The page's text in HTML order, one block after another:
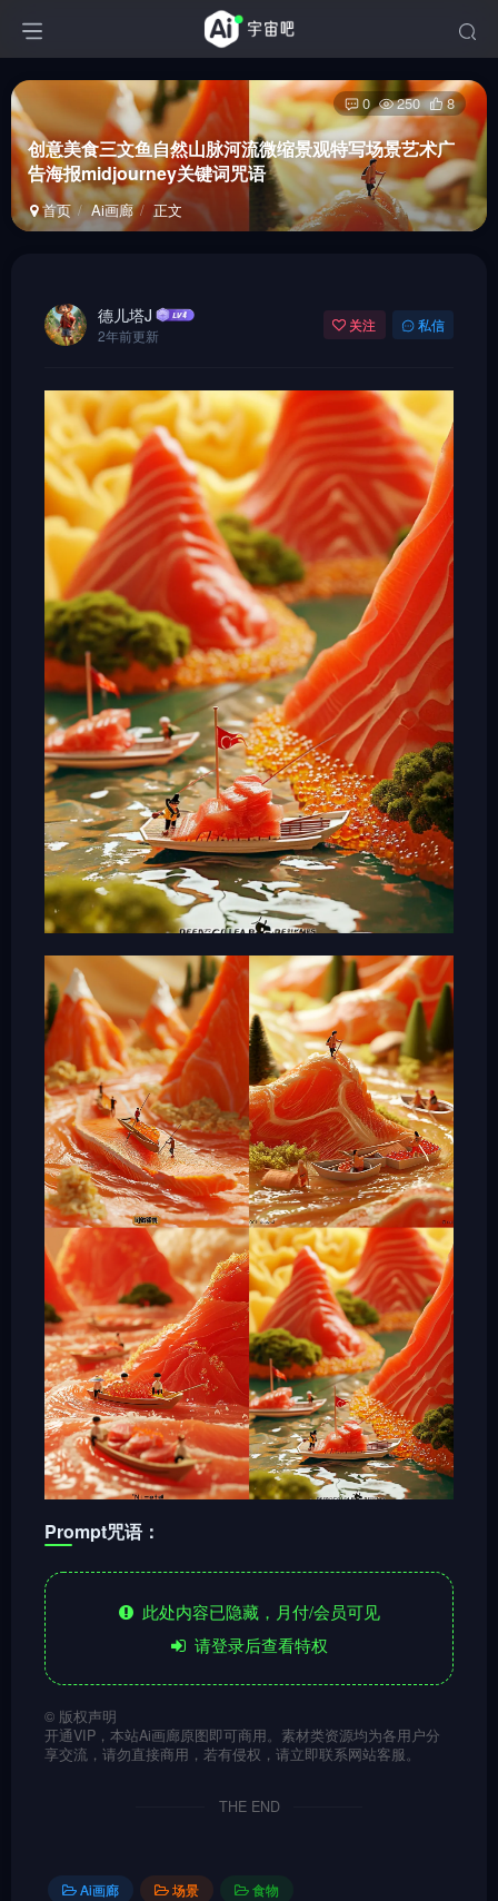
创意美食三文鱼自然山脉河流微缩景观特写场景艺术广
告海报midjourney关键词咒语
首页 Ai画廊 正文
0 250 8
德儿塔J
2年前更新
关注 私信
Prompt咒语：
此处内容已隐藏，月付/会员可见
请登录后查看特权
© 版权声明
开通VIP，本站Ai画廊原图即可商用。素材类资源均为各用户分
享交流，请勿直接商用，若有侵权，请立即联系网站客服。
THE END
Ai画廊 场景
食物